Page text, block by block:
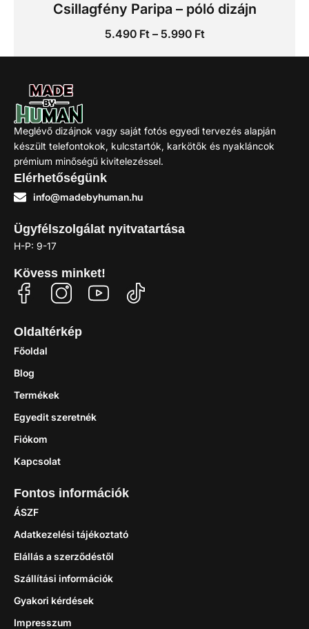
Csillagfény Paripa – póló dizájn
5.490 Ft – 5.990 Ft
Meglévő dizájnok vagy saját fotós egyedi tervezés alapján
készült telefontokok, kulcstartók, karkötők és nyakláncok
prémium minőségű kivitelezéssel.
Elérhetőségünk
info@madebyhuman.hu
Ügyfélszolgálat nyitvatartása
H-P: 9-17
Kövess minket!
Oldaltérkép
Főoldal
Blog
Termékek
Egyedit szeretnék
Fiókom
Kapcsolat
Fontos információk
ÁSZF
Adatkezelési tájékoztató
Elállás a szerződéstől
Szállítási információk
Gyakori kérdések
Impresszum